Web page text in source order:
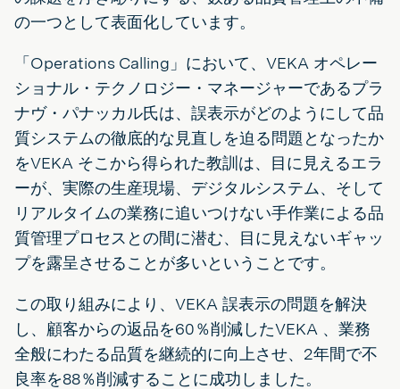
の一つとして表面化しています。
「Operations Calling」において、VEKA オペレー
ショナル・テクノロジー・マネージャーであるプラ
ナヴ・パナッカル氏は、誤表示がどのようにして品
質システムの徹底的な見直しを迫る問題となったか
をVEKA そこから得られた教訓は、目に見えるエラ
ーが、実際の生産現場、デジタルシステム、そして
リアルタイムの業務に追いつけない手作業による品
質管理プロセスとの間に潜む、目に見えないギャッ
プを露呈させることが多いということです。
この取り組みにより、VEKA 誤表示の問題を解決
し、顧客からの返品を60％削減したVEKA 、業務
全般にわたる品質を継続的に向上させ、2年間で不
良率を88％削減することに成功しました。